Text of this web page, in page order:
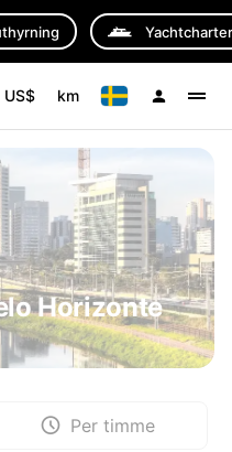
Yachtcharter
US$ km
Horizonte
Per timme